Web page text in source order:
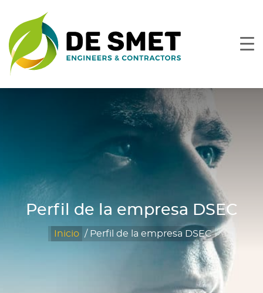
Perfil de la empresa DSEC
Inicio / Perfil de la empresa DSEC